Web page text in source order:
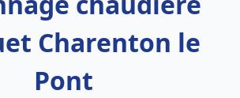
Charenton le
Pont